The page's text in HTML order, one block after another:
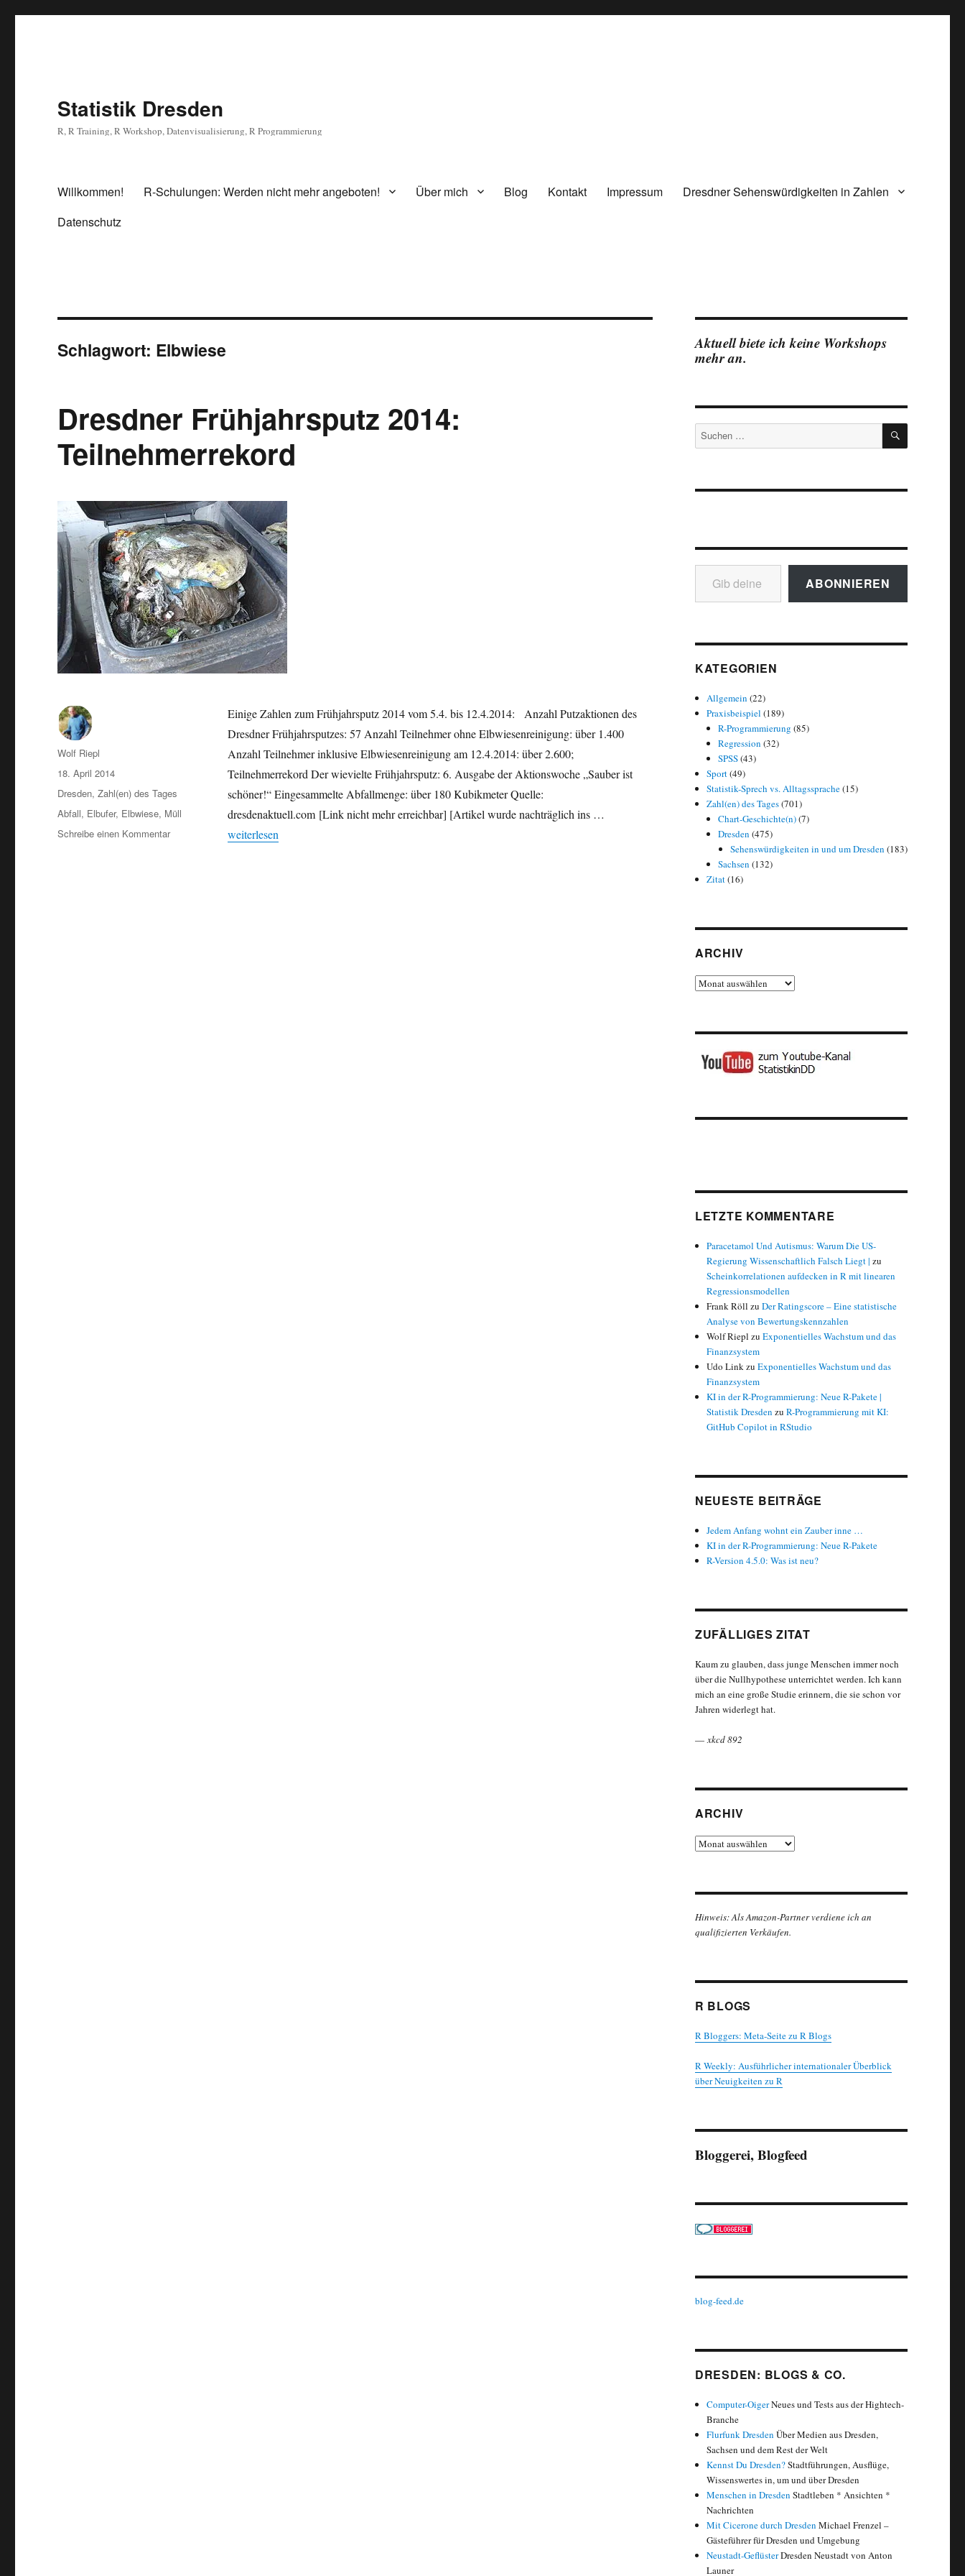
Statistik Dresden
R, R Training, R Workshop, Datenvisualisierung, R Programmierung
Willkommen! R-Schulungen: Werden nicht mehr angeboten! Über mich Blog Kontakt Impressum
Dresdner Sehenswürdigkeiten in Zahlen
Datenschutz
Schlagwort: Elbwiese
Dresdner Frühjahrsputz 2014:
Teilnehmerrekord
Einige Zahlen zum Frühjahrsputz 2014 vom 5.4. bis 12.4.2014: Anzahl Putzaktionen des
Dresdner Frühjahrsputzes: 57 Anzahl Teilnehmer ohne Elbwiesenreinigung: über 1.400
Anzahl Teilnehmer inklusive Elbwiesenreinigung am 12.4.2014: über 2.600;
Teilnehmerrekord Der wievielte Frühjahrsputz: 6. Ausgabe der Aktionswoche „Sauber ist
schöner!“ Eingesammelte Abfallmenge: über 180 Kubikmeter Quelle:
dresdenaktuell.com [Link nicht mehr erreichbar] [Artikel wurde nachträglich ins …
„Dresdner Frühjahrsputz 2014: Teilnehmerrekord“
weiterlesen
Autor
Wolf Riepl
Veröffentlicht
am
18. April 2014
Kategorien
Dresden,Zahl(en) des Tages
Schlagwörter
Abfall, Elbufer, Elbwiese, Müll
Schreibe einen Kommentarzu
Aktuell biete ich keine Workshops
mehr an.
Suchen
nach:
SUCHEN
Gib deine E-Mail-Adresse ein ...
ABONNIEREN
KATEGORIEN
Allgemein (22)
Praxisbeispiel (189)
R-Programmierung (85)
Regression (32)
SPSS(43)
Sport(49)
Statistik-Sprech vs. Alltagssprache(15)
Zahl(en) des Tages(701)
Chart-Geschichte(n)(7)
Dresden (475)
Sehenswürdigkeiten in und um Dresden (183)
Sachsen (132)
Zitat(16)
ARCHIV
Archiv
LETZTE KOMMENTARE
Paracetamol Und Autismus: Warum Die US-
Regierung Wissenschaftlich Falsch Liegt | zu
Scheinkorrelationen aufdecken in R mit linearen
Regressionsmodellen
Frank Röll zuDer Ratingscore – Eine statistische
Analyse von Bewertungskennzahlen
Wolf Riepl zuExponentielles Wachstum und das
Finanzsystem
Udo LinkzuExponentielles Wachstum und das
Finanzsystem
KI in der R-Programmierung: Neue R-Pakete |
Statistik Dresden zuR-Programmierung mit KI:
GitHub Copilot in RStudio
NEUESTE BEITRÄGE
Jedem Anfang wohnt ein Zauber inne …
KI in der R-Programmierung: Neue R-Pakete
R-Version 4.5.0: Was ist neu?
ZUFÄLLIGES ZITAT
Kaum zu glauben, dass junge Menschen immer noch
über die Nullhypothese unterrichtet werden. Ich kann
mich an eine große Studie erinnern, die sie schon vor
Jahren widerlegt hat.
—xkcd 892
ARCHIV
Archiv
Hinweis: Als Amazon-Partner verdiene ich an
qualifizierten Verkäufen.
R BLOGS
R Bloggers: Meta-Seite zu R Blogs
R Weekly: Ausführlicher internationaler Überblick
über Neuigkeiten zu R
Bloggerei, Blogfeed
blog-feed.de
DRESDEN: BLOGS & CO.
Computer-OigerNeues und Tests aus der Hightech-
Branche
Flurfunk Dresden Über Medien aus Dresden,
Sachsen und dem Rest der Welt
Kennst Du Dresden?Stadtführungen, Ausflüge,
Wissenswertes in, um und über Dresden
Menschen in Dresden Stadtleben * Ansichten *
Nachrichten
Mit Cicerone durch Dresden Michael Frenzel –
Gästeführer für Dresden und Umgebung
Neustadt-GeflüsterDresden Neustadt von Anton
Launer